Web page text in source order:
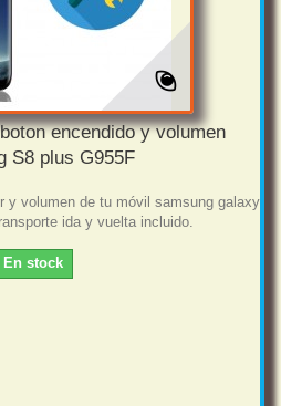
encendido y volumen
S8 plus G955F
y volumen de tu móvil samsung galaxy
ida y vuelta incluido.
En stock